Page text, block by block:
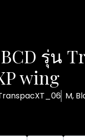
รุ่น
wing
M,